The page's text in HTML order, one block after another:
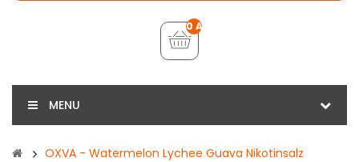
0 Artikel - €0,00
MENU
OXVA - Watermelon Lychee Guava Nikotinsalz